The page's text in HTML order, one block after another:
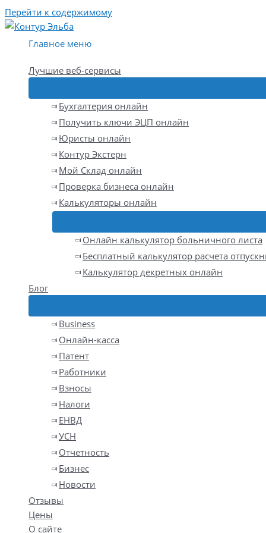
Перейти к содержимому
Главное меню
Лучшие веб-сервисы
Бухгалтерия онлайн
Получить ключи ЭЦП онлайн
Юристы онлайн
Контур Экстерн
Мой Склад онлайн
Проверка бизнеса онлайн
Калькуляторы онлайн
Онлайн калькулятор больничного листа
Бесплатный калькулятор расчета
Калькулятор декретных онлайн
Блог
Business
Онлайн-касса
Патент
Работники
Взносы
Налоги
ЕНВД
УСН
Отчетность
Бизнес
Новости
Отзывы
Цены
О сайте